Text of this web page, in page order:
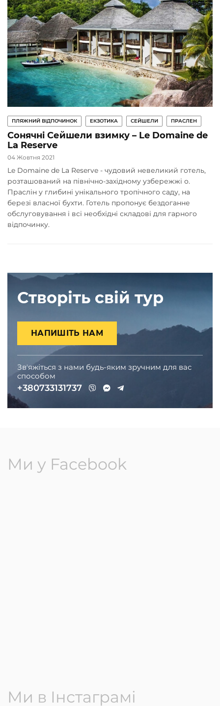
ПЛЯЖНИЙ ВІДПОЧИНОК ЕКЗОТИКА СЕЙШЕЛИ ПРАСЛЕН
Сонячні Сейшели взимку – Le Domaine de
La Reserve
04 Жовтня 2021
Le Domaine de La Reserve - чудовий невеликий готель,
розташований на північно-західному узбережжі о.
Праслін у глибині унікального тропічного саду, на
березі власної бухти. Готель пропонує бездоганне
обслуговування і всі необхідні складові для гарного
відпочинку.
Створіть свій тур
НАПИШІТЬ НАМ
Звʼяжіться з нами будь-яким зручним для вас
способом
+380733131737
Ми у Facebook
Ми в Інстаграмі